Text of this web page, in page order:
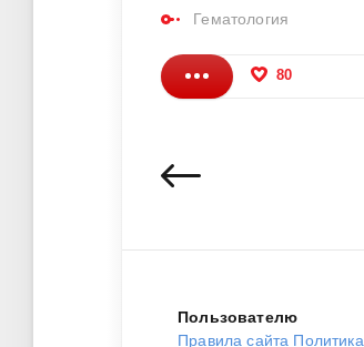
Гематология
80
Пользователю
Правила сайта Политика